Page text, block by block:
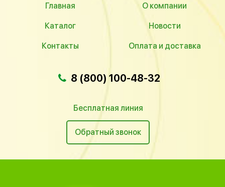
Главная
О компании
Каталог Новости
Контакты Оплата и доставка
8 (800) 100-48-32
Бесплатная линия
Обратный звонок